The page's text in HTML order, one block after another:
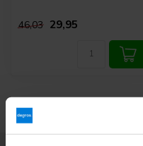
46,03 29,95